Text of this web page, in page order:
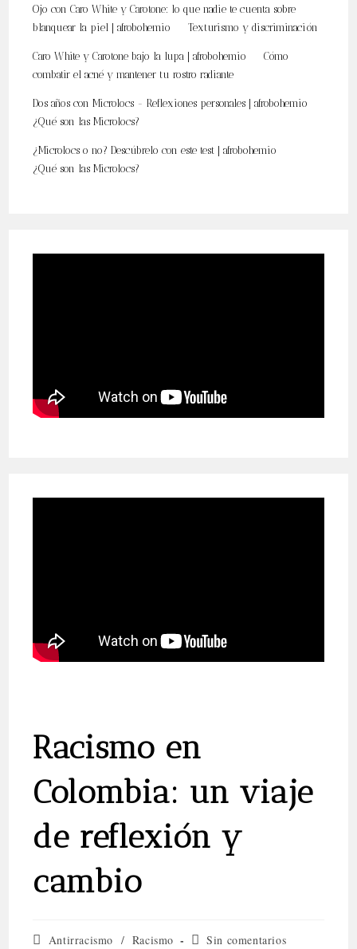
Ojo con Caro White y Carotone: lo que nadie te cuenta sobre
blanquear la piel | afrobohemio enTexturismo y discriminación
Caro White y Carotone bajo la lupa | afrobohemio enCómo
combatir el acné y mantener tu rostro radiante
Dos años con Microlocs - Reflexiones personales | afrobohemio
¿Qué son las Microlocs?
¿Microlocs o no? Descúbrelo con este test | afrobohemio
¿Qué son las Microlocs?
Racismo en
Colombia: un viaje
de reflexión y
cambio
Categoría
Antirracismo / Racismo
Comentarios
Sin comentarios